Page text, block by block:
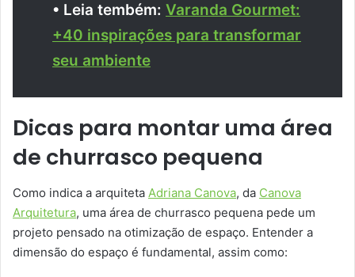
• Leia tembém: Varanda Gourmet:
+40 inspirações para transformar
seu ambiente
Dicas para montar uma área
de churrasco pequena
Como indica a arquiteta Adriana Canova, da Canova
Arquitetura, uma área de churrasco pequena pede um
projeto pensado na otimização de espaço. Entender a
dimensão do espaço é fundamental, assim como: